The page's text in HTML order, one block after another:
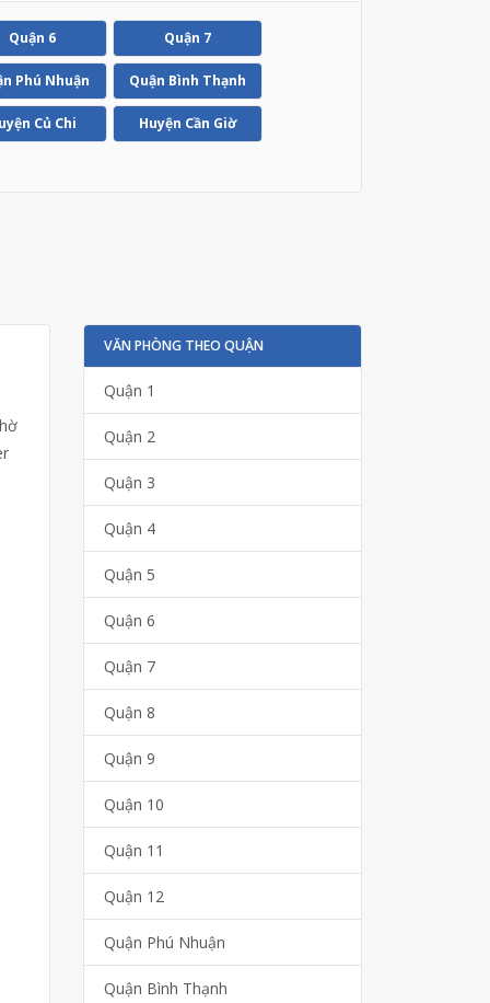
Quận 6 Quận 7
Phú Nhuận Quận Bình Thạnh
Củ Chi Huyện Cần Giờ
VĂN PHÒNG THEO QUẬN
Quận 1
Quận 2
Quận 3
Quận 4
Quận 5
Quận 6
Quận 7
Quận 8
Quận 9
Quận 10
Quận 11
Quận 12
Quận Phú Nhuận
Quận Bình Thạnh